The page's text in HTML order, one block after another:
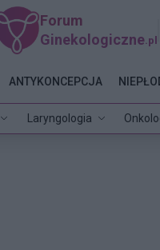
Forum
Ginekologiczne .pl
Laryngologia
ANTYKONCEPCJA